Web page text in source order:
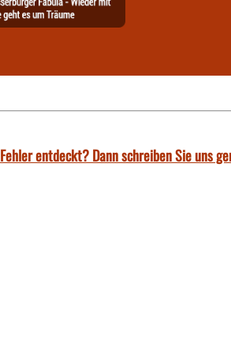
entdeckt? Dann schreiben Sie uns